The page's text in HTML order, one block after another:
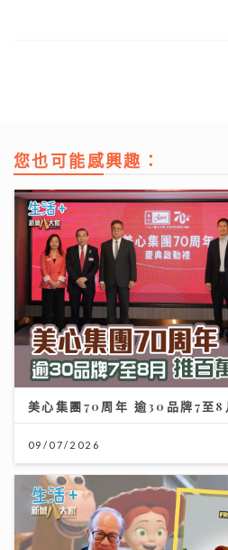
您也可能感興趣：
美心集團70周年 逾30品牌7至
09/07/2026